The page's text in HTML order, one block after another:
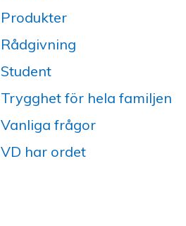
Produkter
Rådgivning
Student
Trygghet för hela familjen
Vanliga frågor
VD har ordet